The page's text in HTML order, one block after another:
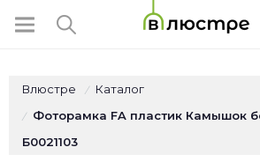
Влюстре / Каталог
/
Фоторамка FA пластик Камышок
Б0021103